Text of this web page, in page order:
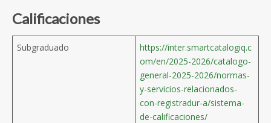
Calificaciones
Subgraduado
https://inter.smartcatalogiq.c
om/en/2025-2026/catalogo-
general-2025-2026/normas-
y-servicios-relacionados-
con-registradur-a/sistema-
de-calificaciones/